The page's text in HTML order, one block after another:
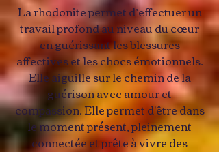
La rhodonite permet d’effectuer un
travail profond au niveau du cœur
en guérissant les blessures
affectives et les chocs émotionnels.
Elle aiguille sur le chemin de la
guérison avec amour et
compassion. Elle permet d'être dans
le moment présent, pleinement
connectée et prête à vivre des